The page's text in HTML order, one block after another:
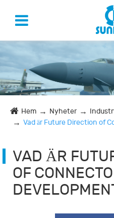
Hem Nyheter
Vad är Future Direction of
VAD ÄR
OF